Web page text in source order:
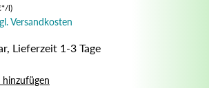
l)
Versandkosten
Lieferzeit 1-3 Tage